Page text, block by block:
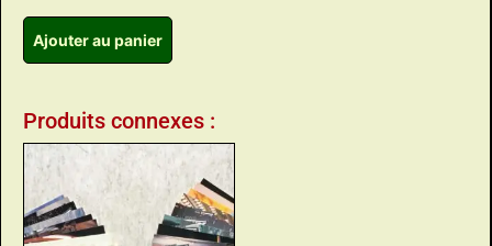
Ajouter au panier
Produits connexes :